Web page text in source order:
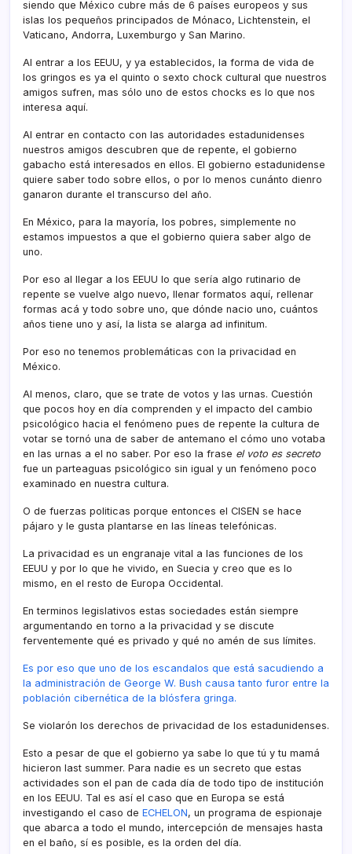
siendo que México cubre más de 6 paí­ses europeos y sus
islas los pequeños principados de Mónaco, Lichtenstein, el
Vaticano, Andorra, Luxemburgo y San Marino.
Al entrar a los EEUU, y ya establecidos, la forma de vida de
los gringos es ya el quinto o sexto chock cultural que nuestros
amigos sufren, mas sólo uno de estos chocks es lo que nos
interesa aquí­.
Al entrar en contacto con las autoridades estadunidenses
nuestros amigos descubren que de repente, el gobierno
gabacho está interesados en ellos. El gobierno estadunidense
quiere saber todo sobre ellos, o por lo menos cunánto dienro
ganaron durante el transcurso del año.
En México, para la mayorí­a, los pobres, simplemente no
estamos impuestos a que el gobierno quiera saber algo de
uno.
Por eso al llegar a los EEUU lo que serí­a algo rutinario de
repente se vuelve algo nuevo, llenar formatos aquí­, rellenar
formas acá y todo sobre uno, que dónde nacio uno, cuántos
años tiene uno y así­, la lista se alarga ad infinitum.
Por eso no tenemos problemáticas con la privacidad en
México.
Al menos, claro, que se trate de votos y las urnas. Cuestión
que pocos hoy en dí­a comprenden y el impacto del cambio
psicológico hacia el fenómeno pues de repente la cultura de
votar se tornó una de saber de antemano el cómo uno votaba
en las urnas a el no saber. Por eso la frase el voto es secreto
fue un parteaguas psicológico sin igual y un fenómeno poco
examinado en nuestra cultura.
O de fuerzas politicas porque entonces el CISEN se hace
pájaro y le gusta plantarse en las lí­neas telefónicas.
La privacidad es un engranaje vital a las funciones de los
EEUU y por lo que he vivido, en Suecia y creo que es lo
mismo, en el resto de Europa Occidental.
En terminos legislativos estas sociedades están siempre
argumentando en torno a la privacidad y se discute
ferventemente qué es privado y qué no amén de sus lí­mites.
Es por eso que uno de los escandalos que está sacudiendo a
la administración de George W. Bush causa tanto furor entre la
población cibernética de la blósfera gringa.
Se violarón los derechos de privacidad de los estadunidenses.
Esto a pesar de que el gobierno ya sabe lo que tú y tu mamá
hicieron last summer. Para nadie es un secreto que estas
actividades son el pan de cada dí­a de todo tipo de institución
en los EEUU. Tal es así­ el caso que en Europa se está
investigando el caso de ECHELON, un programa de espionaje
que abarca a todo el mundo, intercepción de mensajes hasta
en el baño, sí­ es posible, es la orden del dí­a.